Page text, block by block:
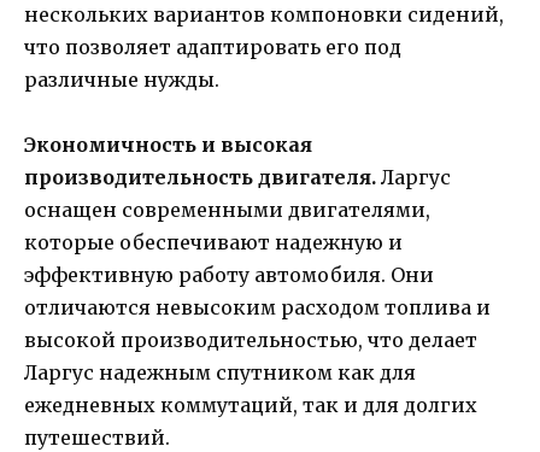
нескольких вариантов компоновки сидений,
что позволяет адаптировать его под
различные нужды.
Экономичность и высокая
производительность двигателя. Ларгус
оснащен современными двигателями,
которые обеспечивают надежную и
эффективную работу автомобиля. Они
отличаются невысоким расходом топлива и
высокой производительностью, что делает
Ларгус надежным спутником как для
ежедневных коммутаций, так и для долгих
путешествий.